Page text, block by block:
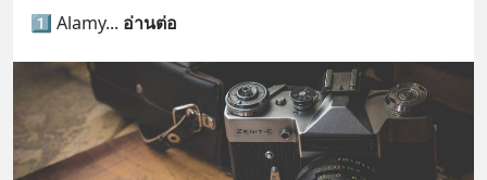
1️⃣ Alamy... อ่านต่อ